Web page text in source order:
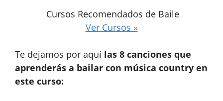
Cursos Recomendados de Baile
Ver Cursos »
Te dejamos por aquí las 8 canciones que
aprenderás a bailar con música country en
este curso: